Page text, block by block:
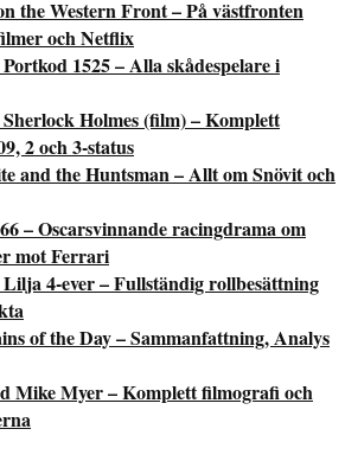
the Western Front – På västfronten
och Netflix
1525 – Alla skådespelare i
Holmes (film) – Komplett
2 och 3-status
and the Huntsman – Allt om Snövit och
– Oscarsvinnande racingdrama om
mot Ferrari
4-ever – Fullständig rollbesättning
of the Day – Sammanfattning, Analys
Mike Myer – Komplett filmografi och